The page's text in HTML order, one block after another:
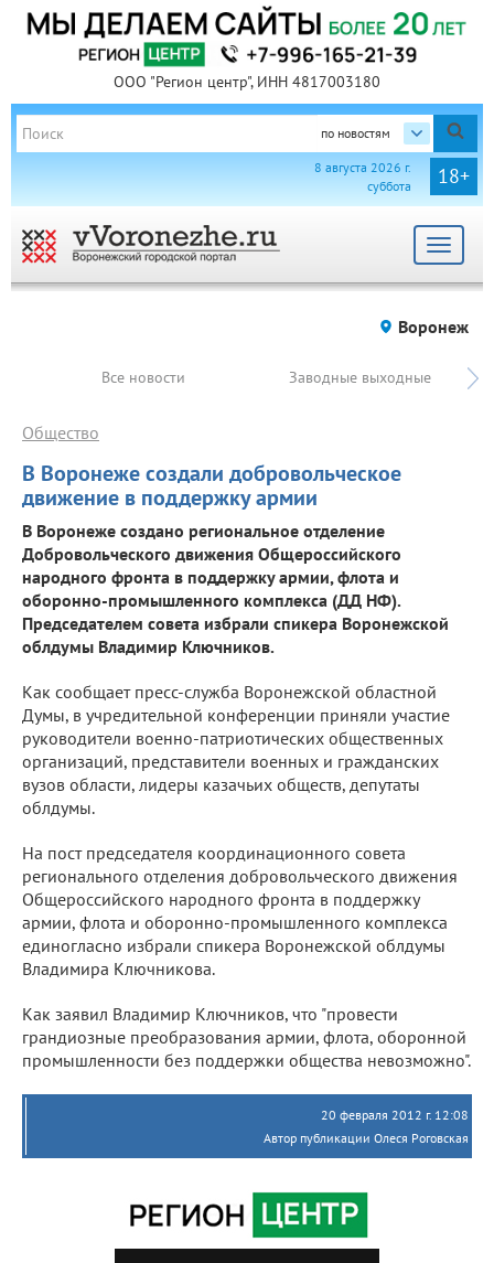
ООО "Регион центр", ИНН 4817003180
по новостям
18+
8 августа 2026 г.
суббота
Toggle
Воронеж
Все новости Заводные выходные
В Воронеже создали добровольческое
движение в поддержку армии
Общество
В Воронеже создано региональное отделение
Добровольческого движения Общероссийского
народного фронта в поддержку армии, флота и
оборонно-промышленного комплекса (ДД НФ).
Председателем совета избрали спикера Воронежской
облдумы Владимир Ключников.
Как сообщает пресс-служба Воронежской областной
Думы, в учредительной конференции приняли участие
руководители военно-патриотических общественных
организаций, представители военных и гражданских
вузов области, лидеры казачьих обществ, депутаты
облдумы.
На пост председателя координационного совета
регионального отделения добровольческого движения
Общероссийского народного фронта в поддержку
армии, флота и оборонно-промышленного комплекса
единогласно избрали спикера Воронежской облдумы
Владимира Ключникова.
Как заявил Владимир Ключников, что "провести
грандиозные преобразования армии, флота, оборонной
промышленности без поддержки общества невозможно".
20 февраля 2012 г. 12:08
Автор публикации Олеся Роговская